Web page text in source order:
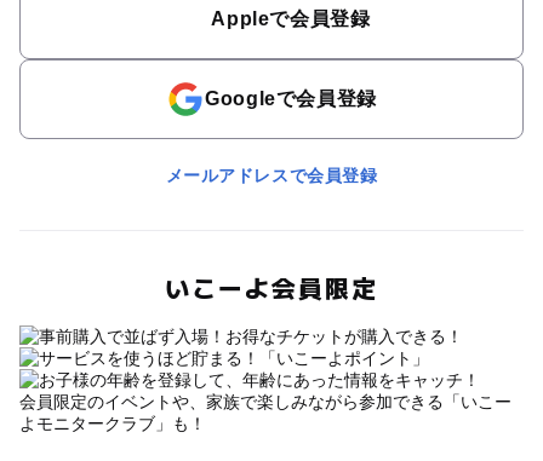
Appleで会員登録
Googleで会員登録
メールアドレスで会員登録
いこーよ会員限定
会員限定のイベントや、家族で楽しみながら参加できる「いこー
よモニタークラブ」も！